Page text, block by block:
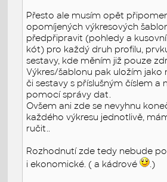
Přesto ale musím opět
opomíjených výkresových
předpřipravit (pohledy a
kót) pro každý druh profilu,
sestavy, kde měním již pouze
Výkres/šablonu pak uložím jako
či sestavy s příslušným číslem a
pomocí správy dat.
Ovšem ani zde se nevyhnu
každého výkresu jednotlivě,
ručit..
Rozhodnutí zde tedy nebude
i ekonomické. ( a kádrové
.)